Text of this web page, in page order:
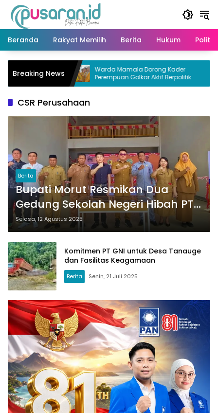
Langsung
konten
Beranda
Rakyat Memilih Berita Hukum Politik
Breaking News
Morut di
Warda Mamala Dorong Kader
Perempuan Golkar Aktif Berpolitik
CSR Perusahaan
Berita
Bupati Morut Resmikan Dua
Gedung Sekolah Negeri Hibah PT
GNI
Selasa, 12 Agustus 2025
Komitmen PT GNI untuk Desa Tanauge
dan Fasilitas Keagamaan
Berita Senin, 21 Juli 2025